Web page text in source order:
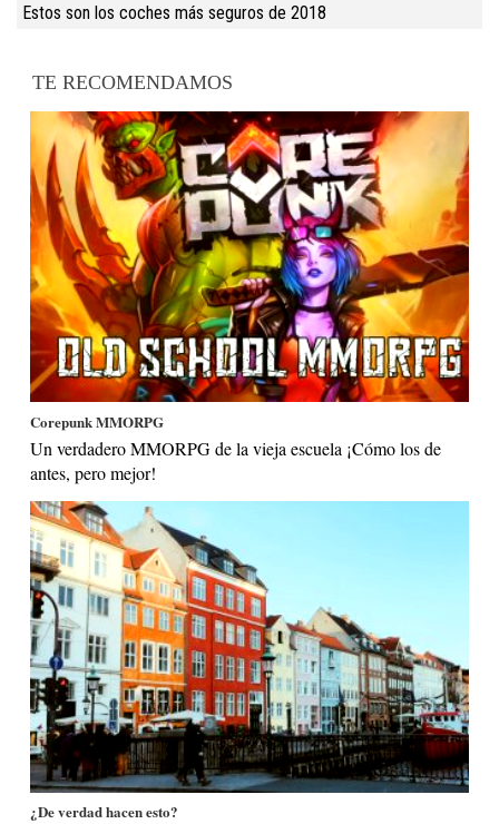
Estos son los coches más seguros de 2018
TE RECOMENDAMOS
Corepunk MMORPG
Un verdadero MMORPG de la vieja escuela ¡Cómo los de
antes, pero mejor!
¿De verdad hacen esto?